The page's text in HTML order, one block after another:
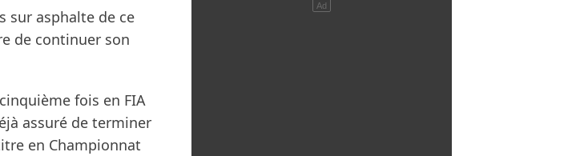
sur asphalte de ce
de continuer son
fois en FIA
assuré de terminer
en Championnat